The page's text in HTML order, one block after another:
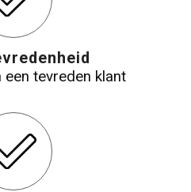
tevreden klant